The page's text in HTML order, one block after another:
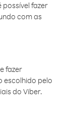
fazer
com as
fazer
escolhido pelo
do Viber.